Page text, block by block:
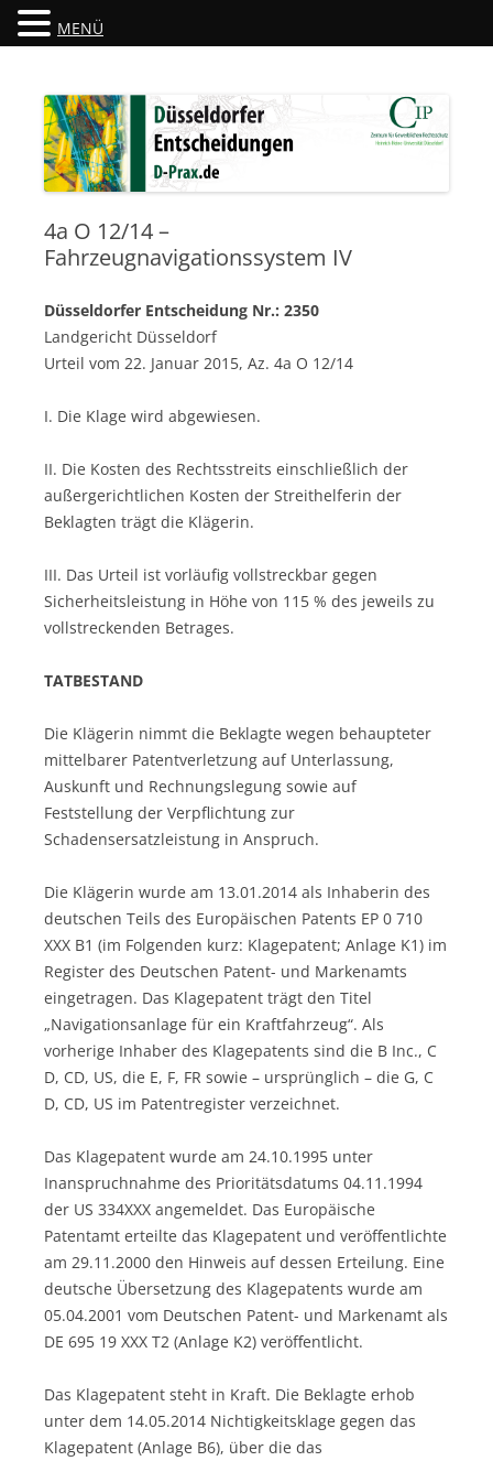
Düsseldorfer Entscheidungen
4a O 12/14 –
Fahrzeugnavigationssystem IV
Düsseldorfer Entscheidung Nr.: 2350
Landgericht Düsseldorf
Urteil vom 22. Januar 2015, Az. 4a O 12/14
I. Die Klage wird abgewiesen.
II. Die Kosten des Rechtsstreits einschließlich der
außergerichtlichen Kosten der Streithelferin der
Beklagten trägt die Klägerin.
III. Das Urteil ist vorläufig vollstreckbar gegen
Sicherheitsleistung in Höhe von 115 % des jeweils zu
vollstreckenden Betrages.
TATBESTAND
Die Klägerin nimmt die Beklagte wegen behaupteter
mittelbarer Patentverletzung auf Unterlassung,
Auskunft und Rechnungslegung sowie auf
Feststellung der Verpflichtung zur
Schadensersatzleistung in Anspruch.
Die Klägerin wurde am 13.01.2014 als Inhaberin des
deutschen Teils des Europäischen Patents EP 0 710
XXX B1 (im Folgenden kurz: Klagepatent; Anlage K1) im
Register des Deutschen Patent- und Markenamts
eingetragen. Das Klagepatent trägt den Titel
„Navigationsanlage für ein Kraftfahrzeug“. Als
vorherige Inhaber des Klagepatents sind die B Inc., C
D, CD, US, die E, F, FR sowie – ursprünglich – die G, C
D, CD, US im Patentregister verzeichnet.
Das Klagepatent wurde am 24.10.1995 unter
Inanspruchnahme des Prioritätsdatums 04.11.1994
der US 334XXX angemeldet. Das Europäische
Patentamt erteilte das Klagepatent und veröffentlichte
am 29.11.2000 den Hinweis auf dessen Erteilung. Eine
deutsche Übersetzung des Klagepatents wurde am
05.04.2001 vom Deutschen Patent- und Markenamt als
DE 695 19 XXX T2 (Anlage K2) veröffentlicht.
Das Klagepatent steht in Kraft. Die Beklagte erhob
unter dem 14.05.2014 Nichtigkeitsklage gegen das
Klagepatent (Anlage B6), über die das
MENÜ